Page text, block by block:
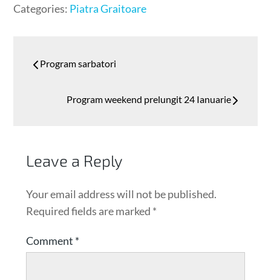
on
Categories: Piatra Graitoare
Program sarbatori
Program weekend prelungit 24 Ianuarie
Leave a Reply
Your email address will not be published.
Required fields are marked *
Comment *